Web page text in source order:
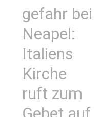
gefahr bei
Neapel:
Italiens
Kirche
ruft zum